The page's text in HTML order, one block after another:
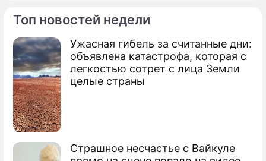
Топ новостей недели
Ужасная гибель за считанные дни:
объявлена катастрофа, которая с
легкостью сотрет с лица Земли
целые страны
Страшное несчастье с Вайкуле